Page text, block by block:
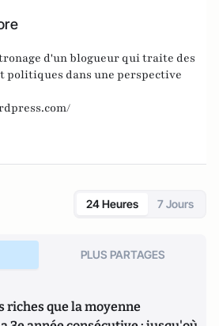
d'un blogueur qui traite des
politiques dans une perspective
24 Heures 7 Jours
PLUS PARTAGES
riches que la moyenne